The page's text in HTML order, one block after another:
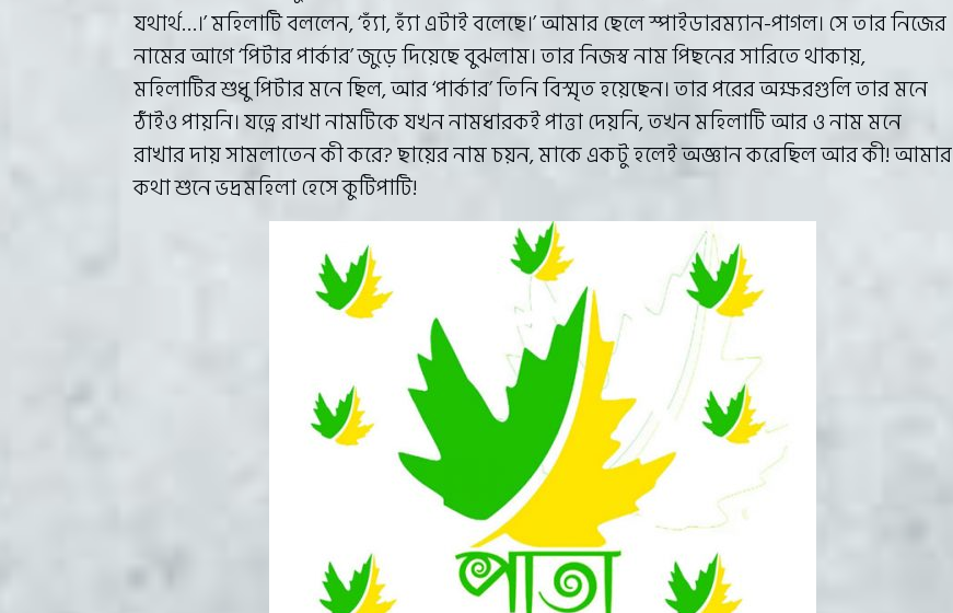
যথার্থ…।’ মহিলাটি বললেন, ‘হ্যাঁ, হ্যাঁ এটাই বলেছে।’ আমার ছেলে স্পাইডারম্যান-পাগল। সে তার নিজের
নামের আগে ‘পিটার পার্কার’ জুড়ে দিয়েছে বুঝলাম। তার নিজস্ব নাম পিছনের সারিতে থাকায়,
মহিলাটির শুধু পিটার মনে ছিল, আর ‘পার্কার’ তিনি বিস্মৃত হয়েছেন। তার পরের অক্ষরগুলি তার মনে
ঠাঁইও পায়নি। যত্নে রাখা নামটিকে যখন নামধারকই পাত্তা দেয়নি, তখন মহিলাটি আর ও নাম মনে
রাখার দায় সামলাতেন কী করে? ছায়ের নাম চয়ন, মাকে একটু হলেই অজ্ঞান করেছিল আর কী! আমার
কথা শুনে ভদ্রমহিলা হেসে কুটিপাটি!